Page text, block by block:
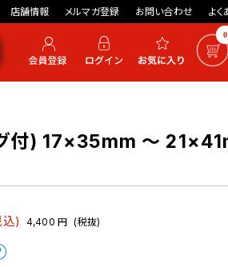
店舗情報 メルマガ登録 お問い合わせ よ
0
付) 17×35mm ～
) 4,400 円 (税抜)